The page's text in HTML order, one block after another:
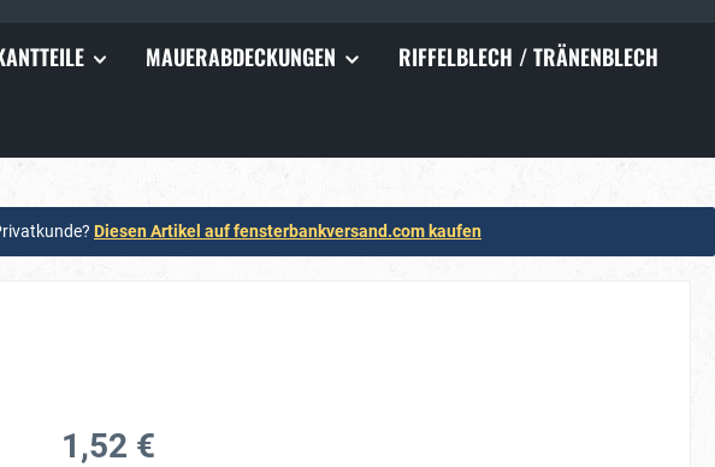
MAUERABDECKUNGEN RIFFELBLECH / TRÄNENBLECH
Diesen Artikel auf fensterbankversand.com kaufen
1,52 €